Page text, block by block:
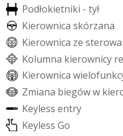
Podłokietniki - tył
Kierownica skórzana
Kierownica ze sterowa
Kolumna kierownicy re
Kierownica wielofunkc
Zmiana biegóww kier
Keyless entry
Keyless Go